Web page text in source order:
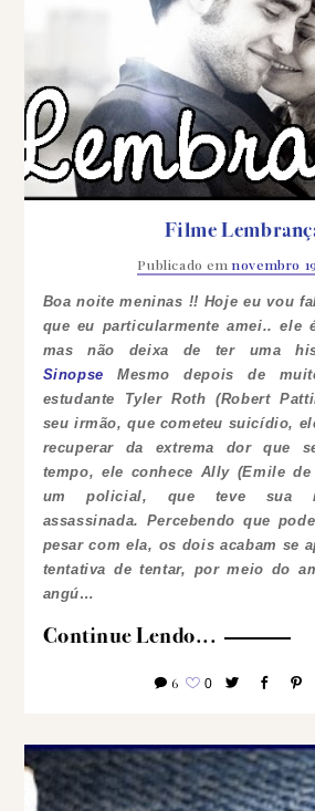
Filme
Publicado emnovembro
Boa noite meninas !! Hoje eu vou
que eu particularmente amei.. ele
mas não deixa de ter uma
Sinopse Mesmo depois de
estudante Tyler Roth (Robert
seu irmão, que cometeu suicídio,
recuperar da extrema dor que
tempo, ele conhece Ally (Emile
um policial, que teve sua
assassinada. Percebendo que
pesar com ela, os dois acabam se
tentativa de tentar, por meio do
angú…
Continue Lendo...
6 0